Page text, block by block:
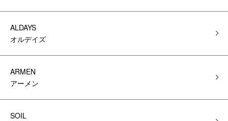
ALDAYS
オルデイズ
ARMEN
アーメン
SOIL